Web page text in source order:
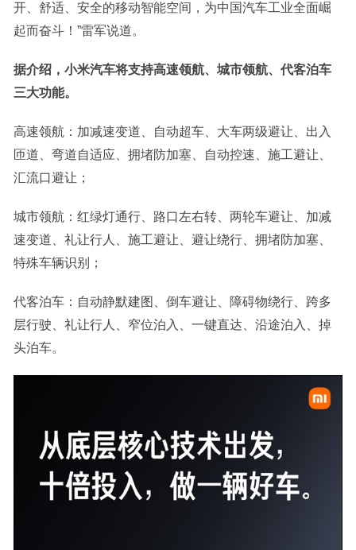
开、舒适、安全的移动智能空间，为中国汽车工业全面崛
起而奋斗！”雷军说道。
据介绍，小米汽车将支持高速领航、城市领航、代客泊车
三大功能。
高速领航：加减速变道、自动超车、大车两级避让、出入
匝道、弯道自适应、拥堵防加塞、自动控速、施工避让、
汇流口避让；
城市领航：红绿灯通行、路口左右转、两轮车避让、加减
速变道、礼让行人、施工避让、避让绕行、拥堵防加塞、
特殊车辆识别；
代客泊车：自动静默建图、倒车避让、障碍物绕行、跨多
层行驶、礼让行人、窄位泊入、一键直达、沿途泊入、掉
头泊车。